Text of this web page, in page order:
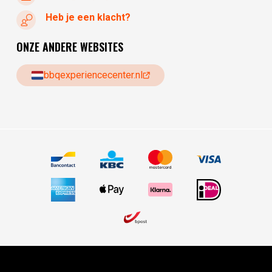
Heb je een klacht?
ONZE ANDERE WEBSITES
bbqexperiencecenter.nl